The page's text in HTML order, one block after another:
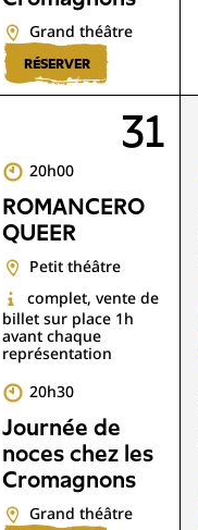
Grand théâtre
RÉSERVER
31
20h00
ROMANCERO
QUEER
Petit théâtre
complet, vente de
billet sur place 1h
avant chaque
représentation
20h30
Journée de
noces chez les
Cromagnons
Grand théâtre